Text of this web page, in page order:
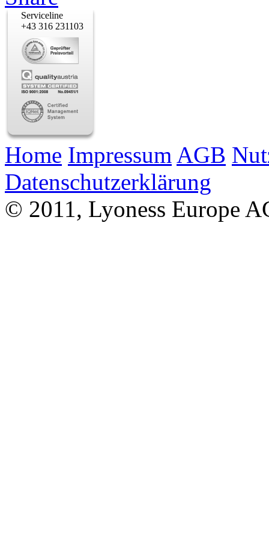
Serviceline
+43 316 231103
Home Impressum AGB
Datenschutzerklärung
© 2011, Lyoness Europe